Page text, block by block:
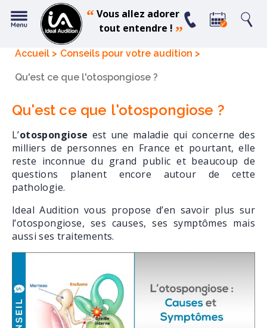
“Vous allez adorer
tout entendre ! ”
Accueil Conseils pour votre audition
Qu'est ce que l'otospongiose ?
Qu'est ce que l'otospongiose ?
L’otospongiose est une maladie qui concerne des
milliers de personnes en France et pourtant, elle
reste inconnue du grand public et beaucoup de
questions planent encore autour de cette
pathologie.
Ideal Audition vous propose d’en savoir plus sur
l’otospongiose, ses causes, ses symptômes mais
aussi ses traitements.